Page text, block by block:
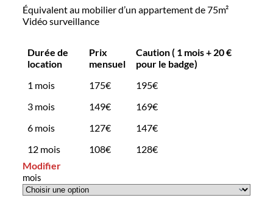
Équivalent au mobilier d’un appartement de 75m²
Vidéo surveillance
Modifier
Durée de
location
Prix
mensuel
Caution ( 1 mois + 20 €
pour le badge)
1 mois
175€
195€
3 mois
149€
169€
6 mois
127€
147€
12 mois
108€ 128€
mois